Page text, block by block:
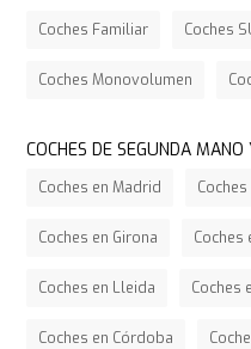
Coches Familiar Coches
Coches Monovolumen
COCHES DE SEGUNDA
Coches en Madrid
Coches en Girona Coches
Coches en Lleida Coches
Coches en Córdoba